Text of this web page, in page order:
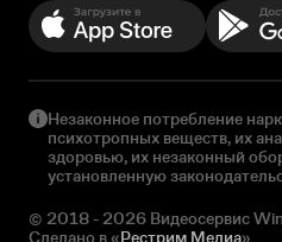
Незаконное потребление
психотропных веществ, их
здоровью, их незаконный
установленную
© 2018 - 2026 Видеосервис
Сделано в «Рестрим Медиа»